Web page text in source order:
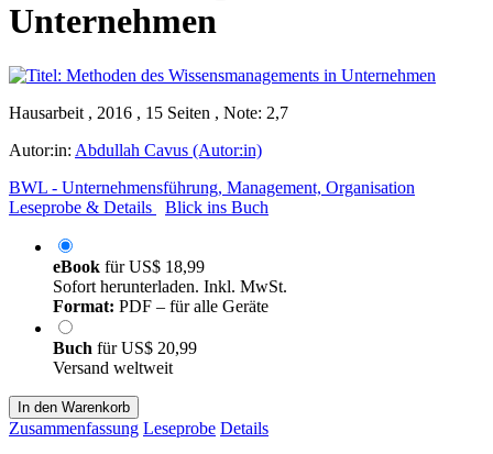
Unternehmen
Hausarbeit , 2016 , 15 Seiten , Note: 2,7
Autor:in: Abdullah Cavus (Autor:in)
BWL - Unternehmensführung, Management, Organisation
Leseprobe & Details
Blick ins Buch
eBook fürUS$ 18,99
Sofort herunterladen. Inkl. MwSt.
Format: PDF – für alle Geräte
Buch fürUS$ 20,99
Versand weltweit
In den Warenkorb
Zusammenfassung Leseprobe Details